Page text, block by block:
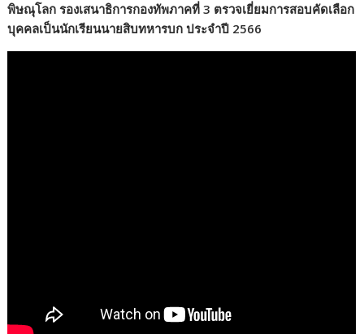
พิษณุโลก รองเสนาธิการกองทัพภาคที่ 3 ตรวจเยี่ยมการสอบคัดเลือก
บุคคลเป็นนักเรียนนายสิบทหารบก ประจำปี 2566